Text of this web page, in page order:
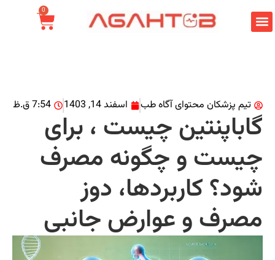
تیم پزشکان محتوای آگاه طب اسفند 14, 1403 7:54 ق.ظ
چیست ، برای
و چگونه مصرف
کاربردها، دوز
و عوارض جانبی